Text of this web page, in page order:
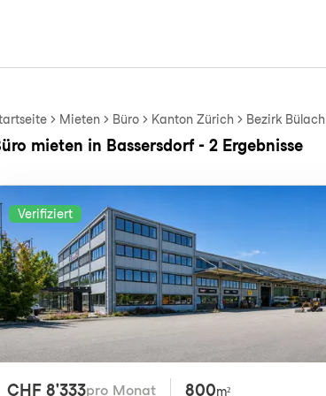
Mieten Büro Kanton Zürich Bezirk Bülach
mieten in Bassersdorf - 2 Ergebnisse
Verifiziert
CHF 8'333pro Monat 800m²